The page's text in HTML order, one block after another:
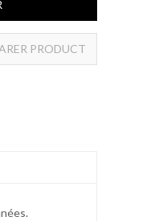
PRODUCT